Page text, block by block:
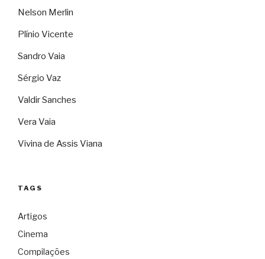
Nelson Merlin
Plínio Vicente
Sandro Vaia
Sérgio Vaz
Valdir Sanches
Vera Vaia
Vivina de Assis Viana
TAGS
Artigos
Cinema
Compilações